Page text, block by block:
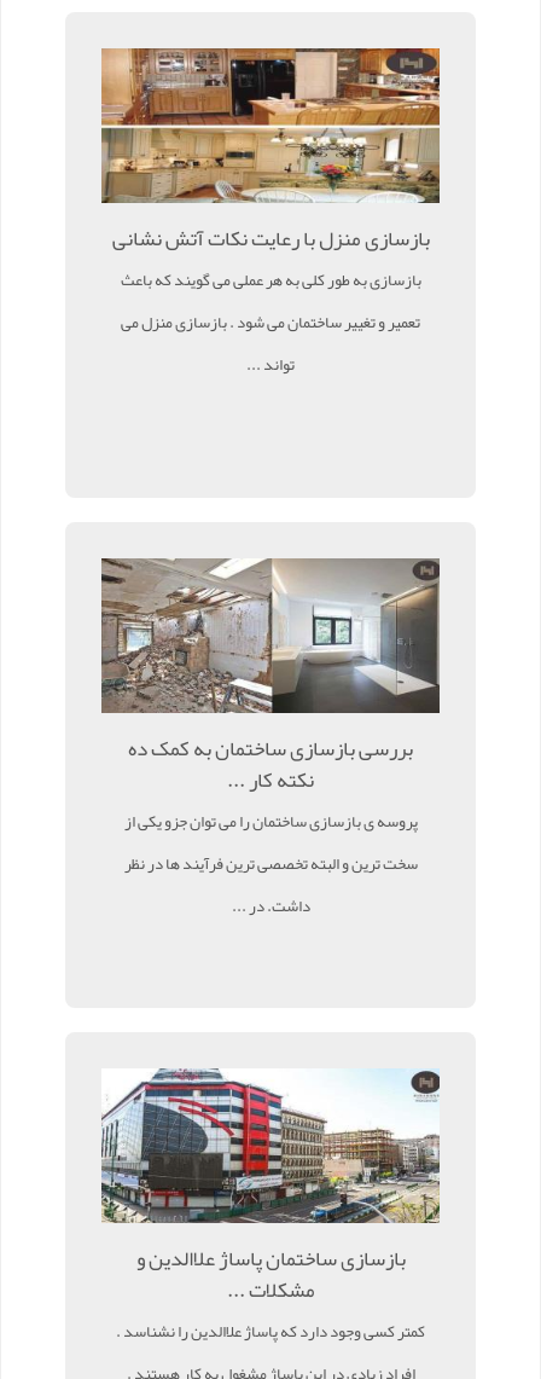
بازسازی منزل با رعایت نکات آتش نشانی
بازسازی به طور کلی به هر عملی می گویند که باعث
تعمیر و تغییر ساختمان می شود . بازسازی منزل می
تواند ...
بررسی بازسازی ساختمان به کمک ده
نکته کار ...
پروسه ی بازسازی ساختمان را می توان جزو یکی از
سخت ترین و البته تخصصی ترین فرآیند ها در نظر
داشت. در ...
بازسازی ساختمان پاساژ علاالدین و
مشکلات ...
کمتر کسی وجود دارد که پاساژ علاالدین را نشناسد .